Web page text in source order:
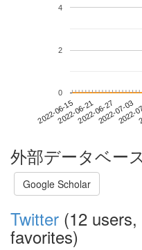
2022-06-152022-06-212022-06-272022-07-03
2022-
0
2
4
外部データベー
Google Scholar
Twitter (12
favorites)